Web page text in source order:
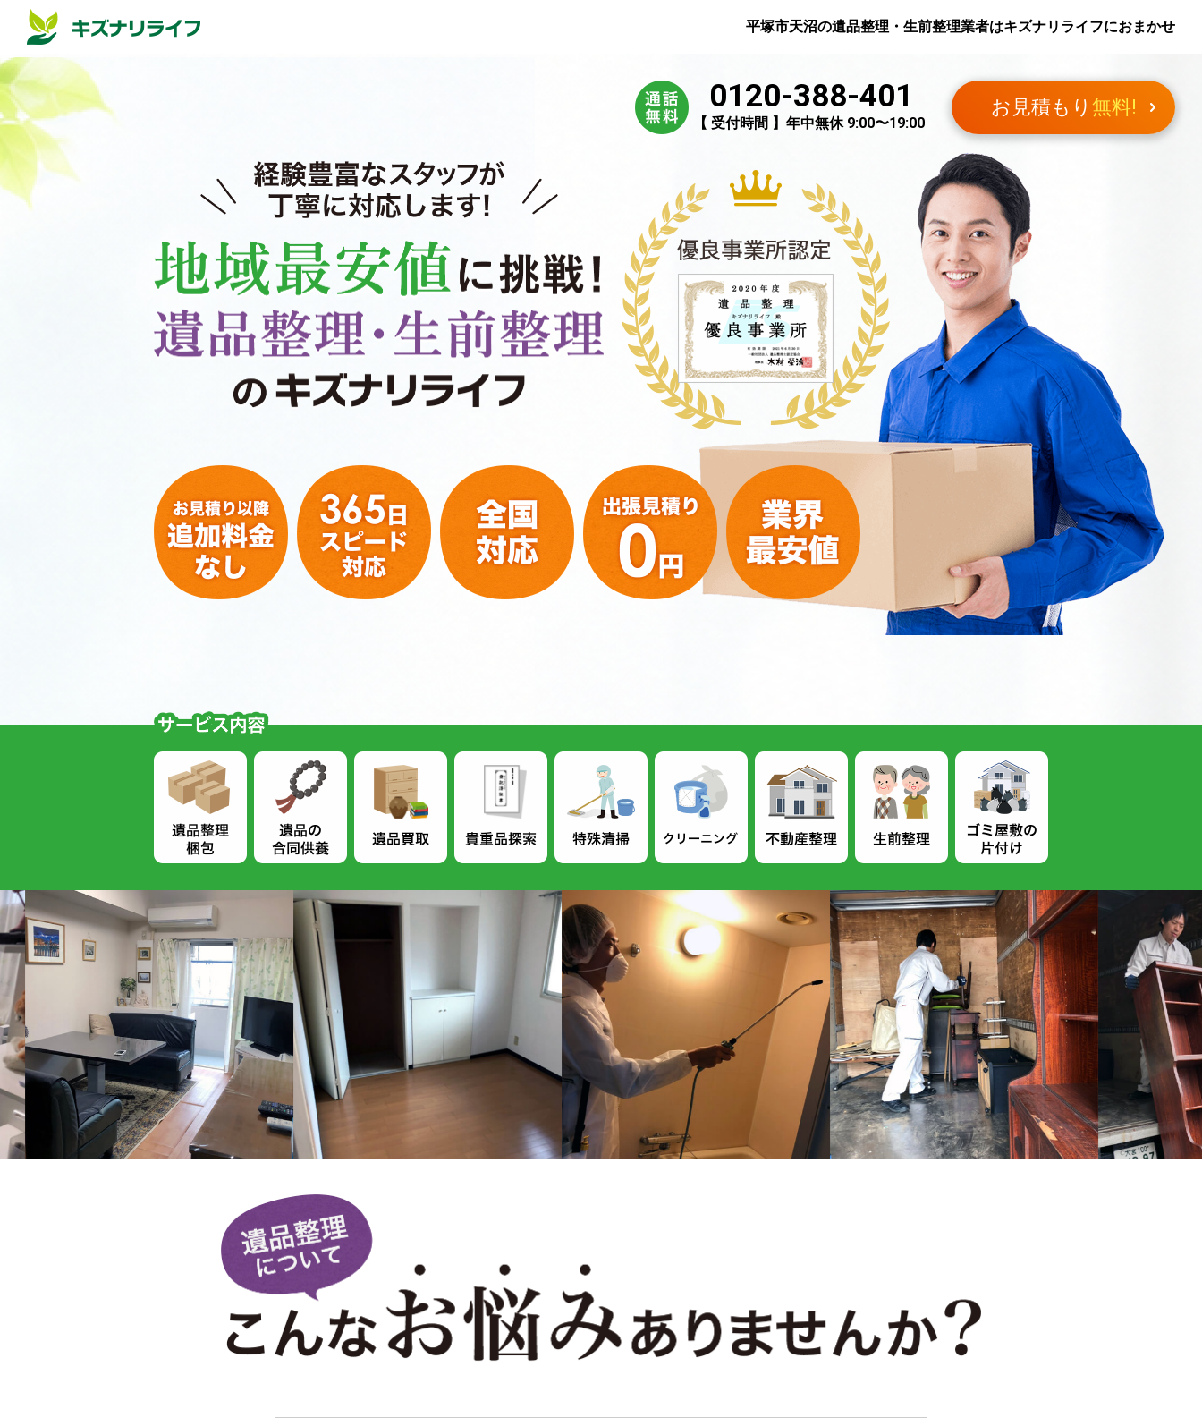
平塚市天沼の遺品整理・生前整理業者はキズナリライフにおまかせ
0120-388-401
【 受付時間 】年中無休 9:00〜19:00
お見積もり 無料!